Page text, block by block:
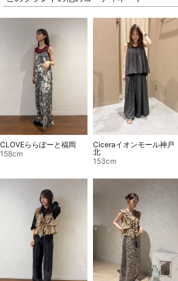
CLOVEららぽーと福岡
158cm
Ciceraイオンモール神戸
北
153cm